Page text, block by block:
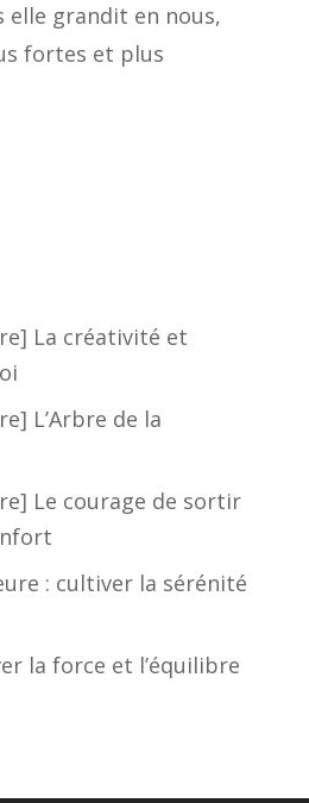
elle grandit en nous,
fortes et plus
La créativité et
L’Arbre de la
Le courage de sortir
: cultiver la sérénité
la force et l’équilibre